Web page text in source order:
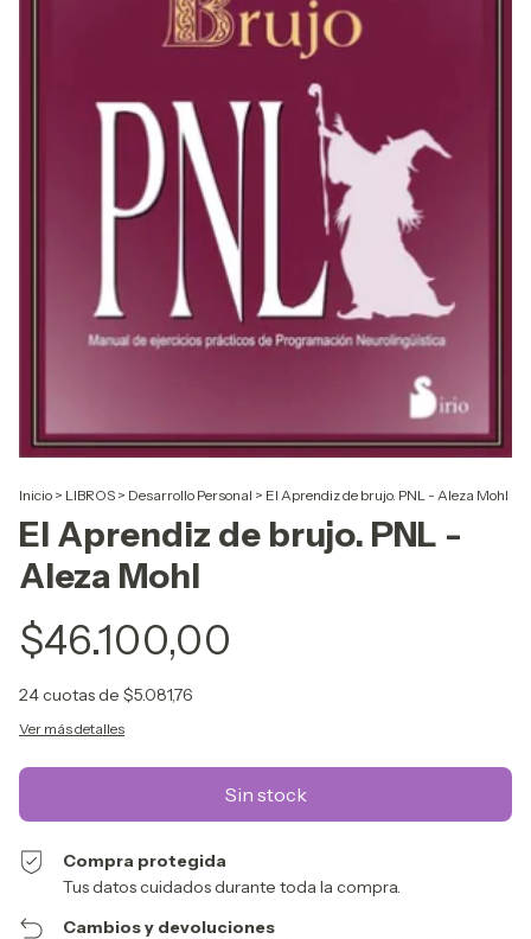
Inicio > LIBROS > Desarrollo Personal > El Aprendiz de brujo. PNL - Aleza Mohl
El Aprendiz de brujo. PNL -
Aleza Mohl
$46.100,00
24cuotas de $5.081,76
Ver más detalles
Compra protegida
Tus datos cuidados durante toda la compra.
Cambios y devoluciones